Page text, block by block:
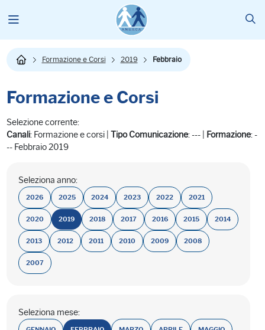
Formazione e Corsi 2019 Febbraio
Formazione e Corsi
Selezione corrente:
Canali: Formazione e corsi | Tipo Comunicazione: --- | Formazione: -
-- Febbraio 2019
Seleziona anno:
2026 2025 2024 2023 2022 2021
2020 2019 2018 2017 2016 2015 2014
2013 2012 2011 2010 2009 2008
2007
Seleziona mese: